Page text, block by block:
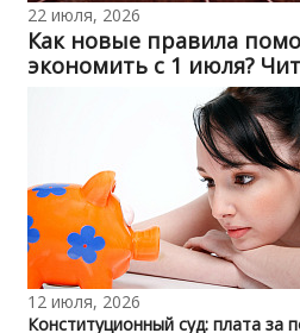
22 июля, 2026
Как новые правила
экономить с 1 июля?
12 июля, 2026
Конституционный суд: плата за